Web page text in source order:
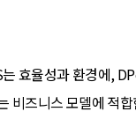
효율성과 환경에,
비즈니스 모델에 적